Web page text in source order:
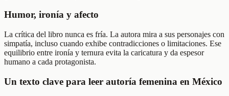
Humor, ironía y afecto
La crítica del libro nunca es fría. La autora mira a sus personajes con
simpatía, incluso cuando exhibe contradicciones o limitaciones. Ese
equilibrio entre ironía y ternura evita la caricatura y da espesor
humano a cada protagonista.
Un texto clave para leer autoría femenina en México